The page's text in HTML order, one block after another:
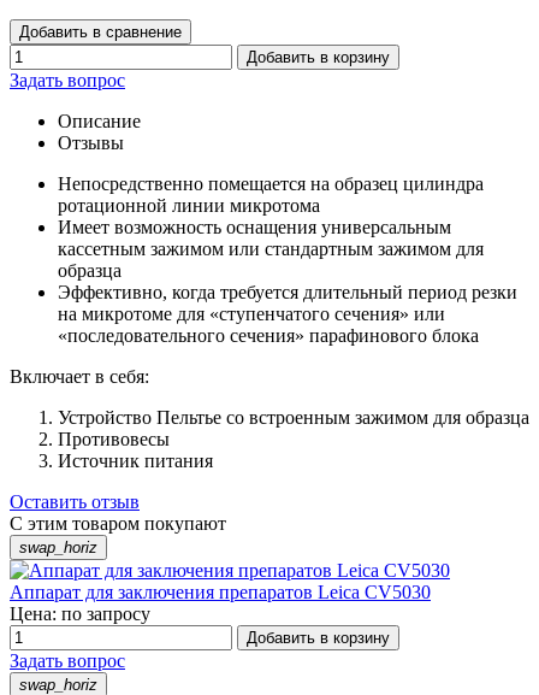
Добавить в сравнение
Добавить в корзину
Задать вопрос
Описание
Отзывы
Непосредственно помещается на образец цилиндра
ротационной линии микротома
Имеет возможность оснащения универсальным
кассетным зажимом или стандартным зажимом для
образца
Эффективно, когда требуется длительный период резки
на микротоме для «ступенчатого сечения» или
«последовательного сечения» парафинового блока
Включает в себя:
Устройство Пельтье со встроенным зажимом для образца
Противовесы
Источник питания
Оставить отзыв
С этим товаром покупают
swap_horiz
Аппарат для заключения препаратов Leica CV5030
Цена: по запросу
Добавить в корзину
Задать вопрос
swap_horiz